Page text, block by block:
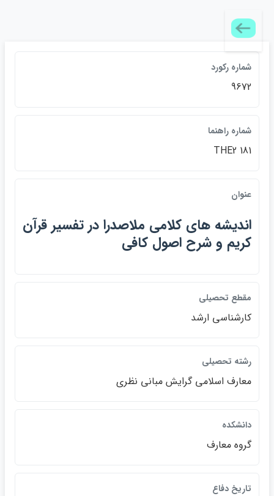
شماره ركورد
9672
شماره راهنما
THE2 181
عنوان
انديشه هاي كلامي ملاصدرا در تفسير قرآن
كريم و شرح اصول كافي
مقطع تحصيلي
كارشناسي ارشد
رشته تحصيلي
معارف اسلامي گرايش مباني نظري
دانشكده
گروه معارف
تاريخ دفاع